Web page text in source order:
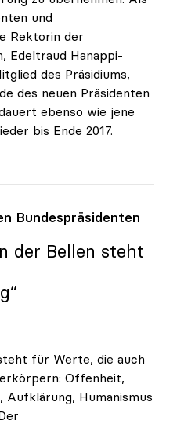
und
Rektorin der
Edeltraud Hanappi-
des Präsidiums,
des neuen Präsidenten
ebenso wie jene
bis Ende 2017.
der uniko
Bundespräsidenten
der Bellen steht
für Werte, die auch
Offenheit,
Humanismus